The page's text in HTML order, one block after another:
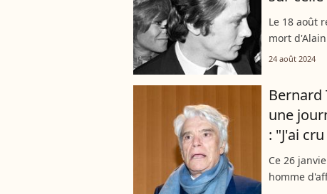
Le 18 août
mort
triste jour,
24 août 2024
Bernard
une
: "J'ai
Ce 26
homme